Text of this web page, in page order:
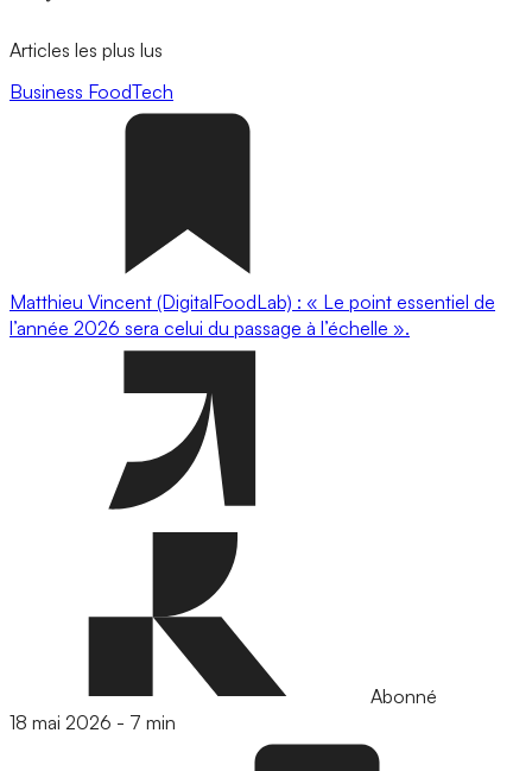
Articles les plus lus
Business FoodTech
Matthieu Vincent (DigitalFoodLab) : « Le point essentiel de
l’année 2026 sera celui du passage à l’échelle ».
Abonné
18 mai 2026 - 7 min